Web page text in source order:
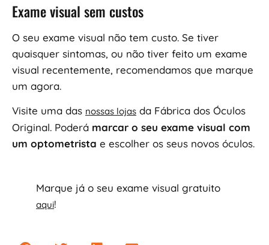
Exame visual sem custos
O seu exame visual não tem custo. Se tiver
quaisquer sintomas, ou não tiver feito um exame
visual recentemente, recomendamos que marque
um agora.
Visite uma das nossas lojas da Fábrica dos Óculos
Original. Poderá marcar o seu exame visual com
um optometrista e escolher os seus novos óculos.
Marque já o seu exame visual gratuito
aqui!